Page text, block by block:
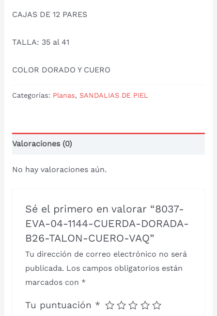
CAJAS DE 12 PARES
TALLA: 35 al 41
COLOR DORADO Y CUERO
Categorías: Planas, SANDALIAS DE PIEL
Valoraciones (0)
No hay valoraciones aún.
Sé el primero en valorar “8037-
EVA-04-1144-CUERDA-DORADA-
B26-TALON-CUERO-VAQ”
Tu dirección de correo electrónico no será
publicada. Los campos obligatorios están
marcados con *
Tu puntuación *